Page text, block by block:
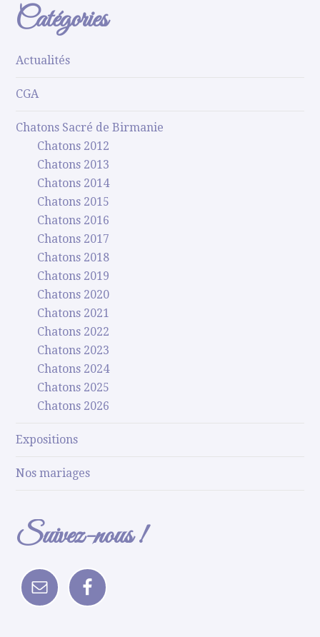
Catégories
Actualités
CGA
Chatons Sacré de Birmanie
Chatons 2012
Chatons 2013
Chatons 2014
Chatons 2015
Chatons 2016
Chatons 2017
Chatons 2018
Chatons 2019
Chatons 2020
Chatons 2021
Chatons 2022
Chatons 2023
Chatons 2024
Chatons 2025
Chatons 2026
Expositions
Nos mariages
Suivez-nous !